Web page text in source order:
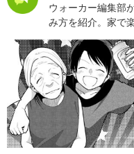
ウォーカー編集部
み方を紹介。家で